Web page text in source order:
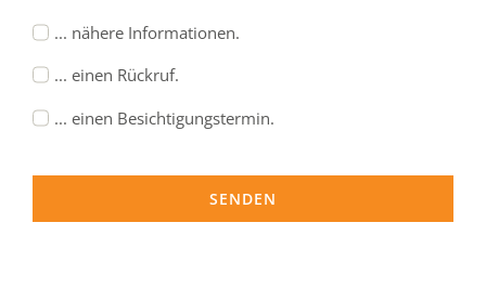
... nähere Informationen.
... einen Rückruf.
... einen Besichtigungstermin.
SENDEN